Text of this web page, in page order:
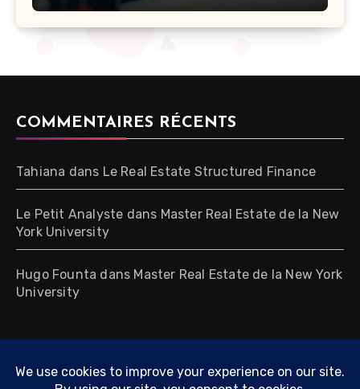
COMMENTAIRES RÉCENTS
Tahiana dans Le Real Estate Structured Finance
Le Petit Analyste dans Master Real Estate de la New
York University
Hugo Founta dans Master Real Estate de la New York
University